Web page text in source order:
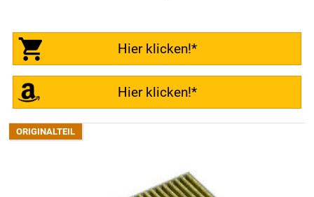
Hier klicken!*
Hier klicken!*